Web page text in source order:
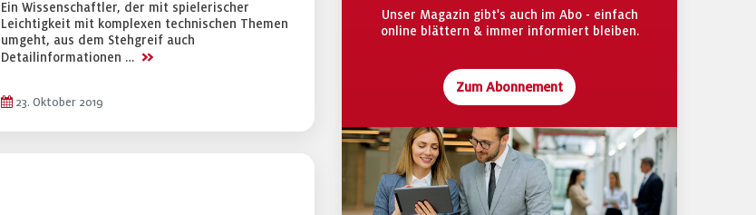
Ein Wissenschaftler, der mit spielerischer
Leichtigkeit mit komplexen technischen Themen
umgeht, aus dem Stehgreif auch
Detailinformationen … >>
23. Oktober 2019
Unser Magazin gibt's auch im Abo - einfach
online blättern & immer informiert bleiben.
Zum Abonnement